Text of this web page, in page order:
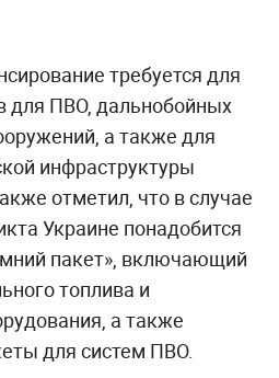
требуется для
для ПВО, дальнобойных
а также для
инфраструктуры
отметил, что в случае
Украине понадобится
пакет», включающий
топлива и
а также
для систем ПВО.